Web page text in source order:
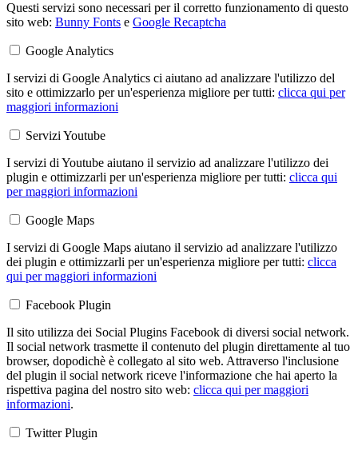
Questi servizi sono necessari per il corretto funzionamento di questo
sito web: Bunny Fonts e Google Recaptcha
Google Analytics
I servizi di Google Analytics ci aiutano ad analizzare l'utilizzo del
sito e ottimizzarlo per un'esperienza migliore per tutti: clicca qui per
maggiori informazioni
Servizi Youtube
I servizi di Youtube aiutano il servizio ad analizzare l'utilizzo dei
plugin e ottimizzarli per un'esperienza migliore per tutti: clicca qui
per maggiori informazioni
Google Maps
I servizi di Google Maps aiutano il servizio ad analizzare l'utilizzo
dei plugin e ottimizzarli per un'esperienza migliore per tutti: clicca
qui per maggiori informazioni
Facebook Plugin
Il sito utilizza dei Social Plugins Facebook di diversi social network.
Il social network trasmette il contenuto del plugin direttamente al tuo
browser, dopodichè è collegato al sito web. Attraverso l'inclusione
del plugin il social network riceve l'informazione che hai aperto la
rispettiva pagina del nostro sito web: clicca qui per maggiori
informazioni.
Twitter Plugin